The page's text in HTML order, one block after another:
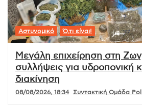
Αστυνομικό Ό,τι είναι!
Μεγάλη επιχείρηση στη
συλλήψεις για υδροπονική
διακίνηση
08/08/2026, 18:34 Συντακτική Ομάδα